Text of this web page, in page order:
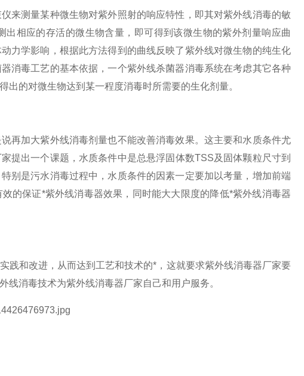
测量某种微生物对紫外照射的响应特性，即其对紫外线消毒的敏
相应的存活的微生物含量，即可得到该微生物的紫外剂量响应曲
力学影响，根据此方法得到的曲线反映了紫外线对微生物的纯生化
消毒工艺的基本依据，一个紫外线杀菌器消毒系统在考虑其它各种
的对微生物达到某一程度消毒时所需要的生化剂量。
加大紫外线消毒剂量也不能改善消毒效果。这主要和水质条件尤
提出一个课题，水质条件中是总悬浮固体数TSS及固体颗粒尺寸到
别是污水消毒过程中，水质条件的因素一定要加以考量，增加前端
的保证*紫外线消毒器效果，同时能大大限度的降低*紫外线消毒器
和改进，从而达到工艺和技术的*，这就要求紫外线消毒器厂家要
消毒技术为紫外线消毒器厂家自己和用户服务。